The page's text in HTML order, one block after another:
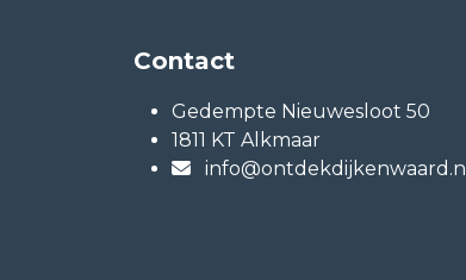
Contact
Gedempte Nieuwesloot 50
1811 KT Alkmaar
info@ontdekdijkenwaard.nl